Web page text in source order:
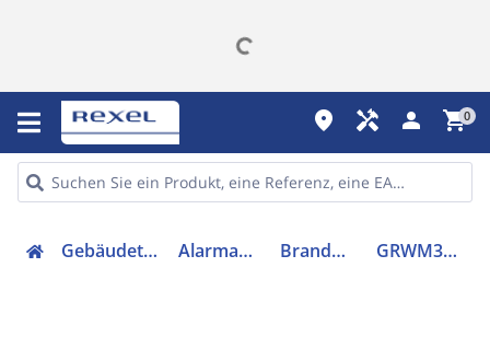
place handyman person shopping_cart0
Gebäudetechnik Alarmanlagen Brandmelder GRWM30500Q